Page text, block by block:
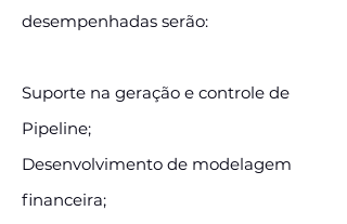
desempenhadas serão:
Suporte na geração e controle de
Pipeline;
Desenvolvimento de modelagem
financeira;